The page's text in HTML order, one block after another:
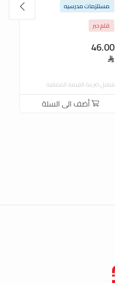
46.00
مستلزمات مدرسيه
قلم حبر
شامل ضريبة القيمة المضافة
أضف الى السلة